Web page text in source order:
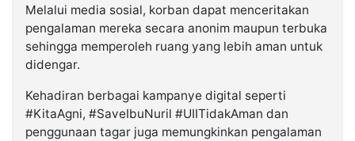
Melalui media sosial, korban dapat menceritakan
pengalaman mereka secara anonim maupun terbuka
sehingga memperoleh ruang yang lebih aman untuk
didengar.
Kehadiran berbagai kampanye digital seperti
#KitaAgni, #SaveIbuNuril #UIITidakAman dan
penggunaan tagar juga memungkinkan pengalaman